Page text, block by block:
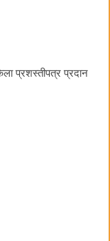
प्रशस्तीपत्र प्रदान